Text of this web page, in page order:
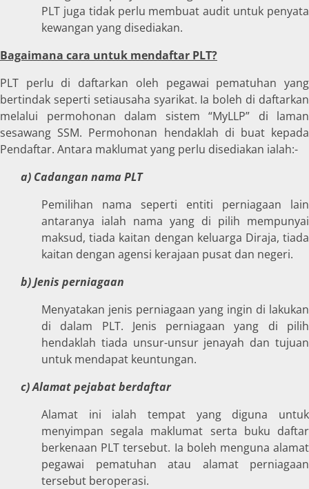
PLT juga tidak perlu membuat audit untuk penyata
kewangan yang disediakan.
Bagaimana cara untuk mendaftar PLT?
PLT perlu di daftarkan oleh pegawai pematuhan yang
bertindak seperti setiausaha syarikat. Ia boleh di daftarkan
melalui permohonan dalam sistem “MyLLP” di laman
sesawang SSM. Permohonan hendaklah di buat kepada
Pendaftar. Antara maklumat yang perlu disediakan ialah:-
a) Cadangan nama PLT
Pemilihan nama seperti entiti perniagaan lain
antaranya ialah nama yang di pilih mempunyai
maksud, tiada kaitan dengan keluarga Diraja, tiada
kaitan dengan agensi kerajaan pusat dan negeri.
b) Jenis perniagaan
Menyatakan jenis perniagaan yang ingin di lakukan
di dalam PLT. Jenis perniagaan yang di pilih
hendaklah tiada unsur-unsur jenayah dan tujuan
untuk mendapat keuntungan.
c) Alamat pejabat berdaftar
Alamat ini ialah tempat yang diguna untuk
menyimpan segala maklumat serta buku daftar
berkenaan PLT tersebut. Ia boleh menguna alamat
pegawai pematuhan atau alamat perniagaan
tersebut beroperasi.